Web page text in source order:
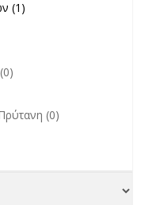
filter
(1)
(0)